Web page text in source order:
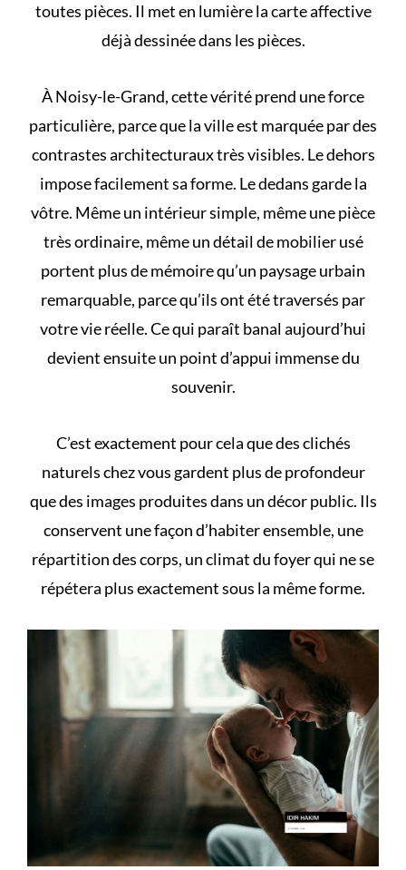
toutes pièces. Il met en lumière la carte affective
déjà dessinée dans les pièces.
À Noisy-le-Grand, cette vérité prend une force
particulière, parce que la ville est marquée par des
contrastes architecturaux très visibles. Le dehors
impose facilement sa forme. Le dedans garde la
vôtre. Même un intérieur simple, même une pièce
très ordinaire, même un détail de mobilier usé
portent plus de mémoire qu’un paysage urbain
remarquable, parce qu’ils ont été traversés par
votre vie réelle. Ce qui paraît banal aujourd’hui
devient ensuite un point d’appui immense du
souvenir.
C’est exactement pour cela que desclichés
naturels chez vousgardent plus de profondeur
que des images produites dans un décor public. Ils
conservent une façon d’habiter ensemble, une
répartition des corps, un climat du foyer qui ne se
répétera plus exactement sous la même forme.